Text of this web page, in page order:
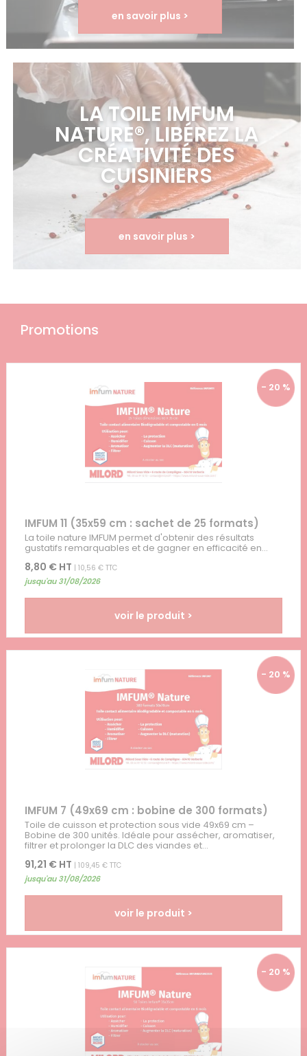
en savoir plus >
LA TOILE IMFUM
NATURE®, LIBÉREZ LA
CRÉATIVITÉ DES
CUISINIERS
en savoir plus >
Promotions
- 20 %
IMFUM 11 (35x59 cm : sachet de 25 formats)
La toile nature IMFUM permet d'obtenir des résultats
gustatifs remarquables et de gagner en efficacité en...
8,80 € HT | 10,56 € TTC
jusqu'au 31/08/2026
voir le produit >
- 20 %
IMFUM 7 (49x69 cm : bobine de 300 formats)
Toile de cuisson et protection sous vide 49x69 cm –
Bobine de 300 unités. Idéale pour assécher, aromatiser,
filtrer et prolonger la DLC des viandes et...
91,21 € HT | 109,45 € TTC
jusqu'au 31/08/2026
voir le produit >
- 20 %